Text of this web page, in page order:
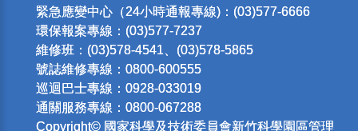
緊急應變中心（24小時通報專線)：(03)577-6666
環保報案專線：(03)577-7237
維修班：(03)578-4541、(03)578-5865
號誌維修專線：0800-600555
巡迴巴士專線：0928-033019
通關服務專線：0800-067288
Copyright© 國家科學及技術委員會新竹科學園區管理